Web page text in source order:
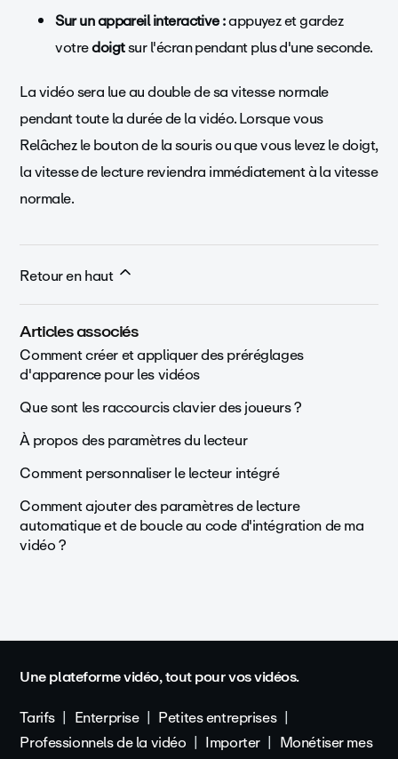
Sur un appareil interactive :appuyez et gardez
votredoigtsur l'écran pendant plus d'une seconde.
La vidéo sera lue au double de sa vitesse normale
pendant toute la durée de la vidéo. Lorsque vous
Relâchez le bouton de la souris ou que vous levez le doigt,
la vitesse de lecture reviendra immédiatement à la vitesse
normale.
Retour en haut
Articles associés
Comment créer et appliquer des préréglages
d'apparence pour les vidéos
Que sont les raccourcis clavier des joueurs ?
À propos des paramètres du lecteur
Comment personnaliser le lecteur intégré
Comment ajouter des paramètres de lecture
automatique et de boucle au code d'intégration de ma
vidéo ?
Une plateforme vidéo, tout pour vos vidéos.
Tarifs
Enterprise
Petites entreprises
Professionnels de la vidéo
Importer
Monétiser mes